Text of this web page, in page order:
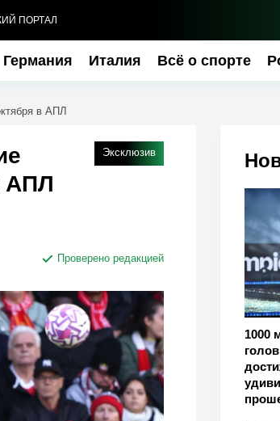
ПОРТАЛ
Германия Италия Всё о спорте
в АПЛ
1000
Эксклюзив
АПЛ
Проверено редакцией